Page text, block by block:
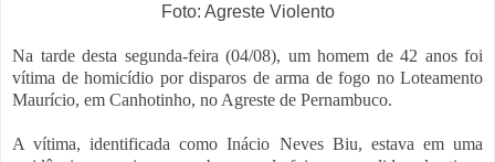
Foto: Agreste Violento
Na tarde desta segunda-feira (04/08), um homem de 42 anos foi
vítima de homicídio por disparos de arma de fogo no Loteamento
Maurício, em Canhotinho, no Agreste de Pernambuco.
A vítima, identificada como Inácio Neves Biu, estava em uma